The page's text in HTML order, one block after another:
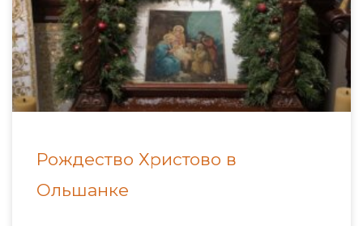
Рождество Христово в
Ольшанке